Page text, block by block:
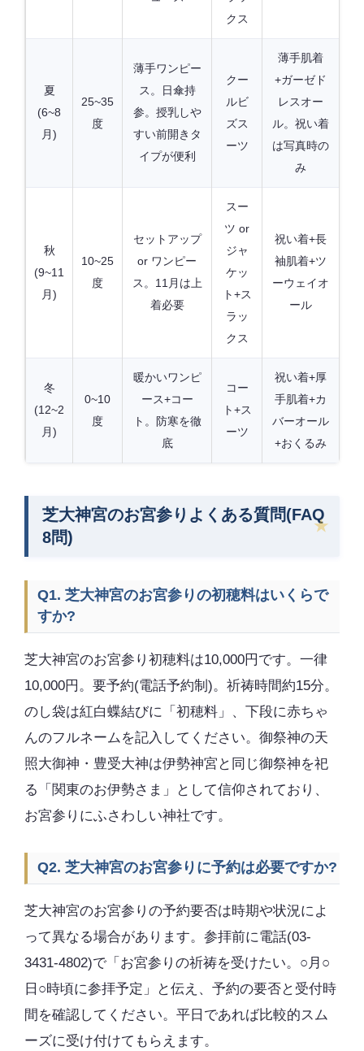
クス
夏
(6~8
月)
25~35
度
薄手ワンピー
ス。日傘持
参。授乳しや
すい前開きタ
イプが便利
クー
ルビ
ズス
ーツ
薄手肌着
+ガーゼド
レスオー
ル。祝い着
は写真時の
み
秋
(9~11
月)
10~25
度
セットアップ
or ワンピー
ス。11月は上
着必要
スー
ツ or
ジャ
ケッ
ト+ス
ラッ
クス
祝い着+長
袖肌着+ツ
ーウェイオ
ール
冬
(12~2
月)
0~10
度
暖かいワンピ
ース+コー
ト。防寒を徹
底
コー
ト+ス
ーツ
祝い着+厚
手肌着+カ
バーオール
+おくるみ
芝大神宮のお宮参りよくある質問(FAQ
8問)
Q1. 芝大神宮のお宮参りの初穂料はいくらで
すか?
芝大神宮のお宮参り初穂料は10,000円です。一律
10,000円。要予約(電話予約制)。祈祷時間約15分。
のし袋は紅白蝶結びに「初穂料」、下段に赤ちゃ
んのフルネームを記入してください。御祭神の天
照大御神・豊受大神は伊勢神宮と同じ御祭神を祀
る「関東のお伊勢さま」として信仰されており、
お宮参りにふさわしい神社です。
Q2. 芝大神宮のお宮参りに予約は必要ですか?
芝大神宮のお宮参りの予約要否は時期や状況によ
って異なる場合があります。参拝前に電話(03-
3431-4802)で「お宮参りの祈祷を受けたい。○月○
日○時頃に参拝予定」と伝え、予約の要否と受付時
間を確認してください。平日であれば比較的スム
ーズに受け付けてもらえます。